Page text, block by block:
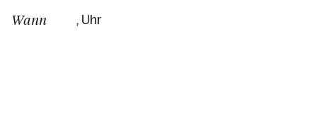
Personen
Wann , Uhr